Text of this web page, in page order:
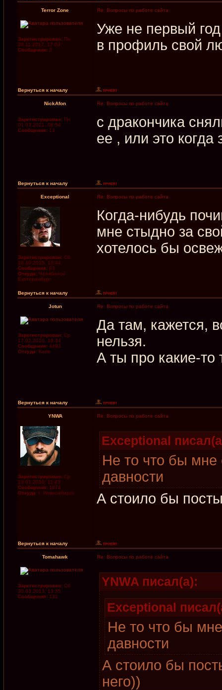
Terror Zone Re: Вопросы по работе сайта
Зарегистрирован: Пн
20.11.2017, 17:03
Сообщения: 2
Уже не первый
в профиль свой
Вернуться к началу
NickAfon Re: Вопросы по работе сайта
Зарегистрирован: Пн
01.03.2021, 08:54
Сообщения: 13
с дракончика
ее , или это
Вернуться к началу
Exceptional Re: Вопросы по работе сайта
Зарегистрирован: Сб
10.10.2015, 13:44
Сообщения: 63
Откуда: Челябинск/
Екатеринбург
Когда-нибудь
мне стыдно за
хотелось бы
Вернуться к началу
Jotun Re: Вопросы по работе сайта
Зарегистрирован: Ср
17.02.2010, 18:34
Сообщения: 4493
Откуда: Киев
Да там, кажется,
нельзя.
А ты про какие-то
Вернуться к началу
YNWA Re: Вопросы по работе сайта
Зарегистрирован: Ср
13.01.2010, 11:43
Сообщения: 1874
Откуда: г. Новосибирск
Exceptional
Не то что бы мне
давности
А стоило бы
Вернуться к началу
Tomahawk Re: Вопросы по работе сайта
Зарегистрирован: Сб
30.03.2013, 13:35
Сообщения: 131
YNWA писал(а):
Exceptional
Не то что бы
давности
А стоило бы
него))